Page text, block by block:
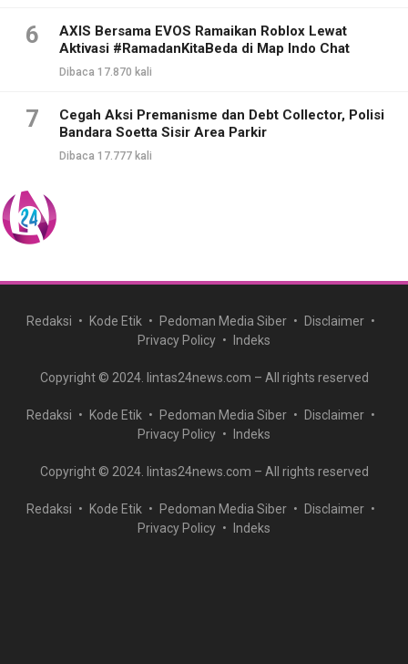
6
AXIS Bersama EVOS Ramaikan Roblox Lewat
Aktivasi #RamadanKitaBeda di Map Indo Chat
Dibaca 17.870 kali
7
Cegah Aksi Premanisme dan Debt Collector, Polisi
Bandara Soetta Sisir Area Parkir
Dibaca 17.777 kali
Redaksi Kode Etik Pedoman Media Siber
Disclaimer
Privacy Policy
Indeks
Copyright © 2024. lintas24news.com – All rights reserved
Redaksi Kode Etik Pedoman Media Siber
Disclaimer
Privacy Policy
Indeks
Copyright © 2024. lintas24news.com – All rights reserved
Redaksi Kode Etik Pedoman Media Siber
Disclaimer
Privacy Policy
Indeks